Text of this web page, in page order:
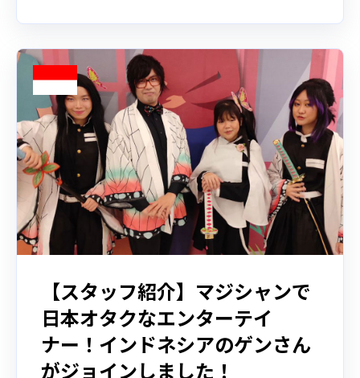
【スタッフ紹介】マジシャンで
日本オタクなエンターテイ
ナー！インドネシアのゲンさん
がジョインしました！